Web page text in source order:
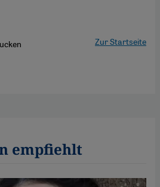
Zur Startseite
empfiehlt